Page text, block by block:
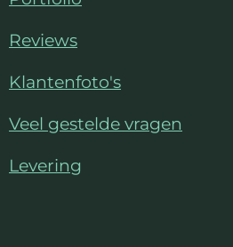
.
5
7
4
Reviews
Klantenfoto's
Veel gestelde vragen
Levering